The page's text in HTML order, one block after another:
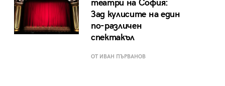
театри на София:
Зад кулисите на един
по-различен
спектакъл
ОТ ИВАН ПЪРВАНОВ